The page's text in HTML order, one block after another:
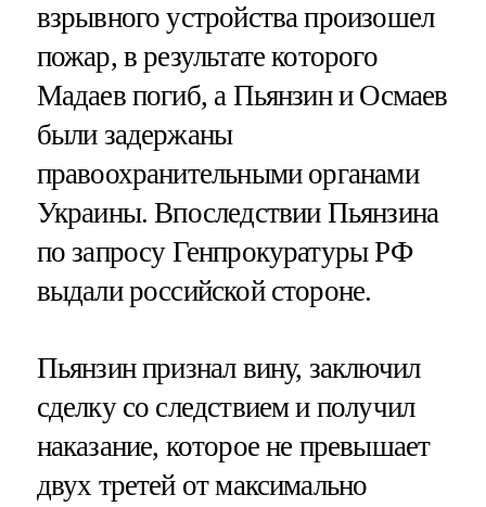
взрывного устройства произошел
пожар, в результате которого
Мадаев погиб, а Пьянзин и Осмаев
были задержаны
правоохранительными органами
Украины. Впоследствии Пьянзина
по запросу Генпрокуратуры РФ
выдали российской стороне.
Пьянзин признал вину, заключил
сделку со следствием и получил
наказание, которое не превышает
двух третей от максимально